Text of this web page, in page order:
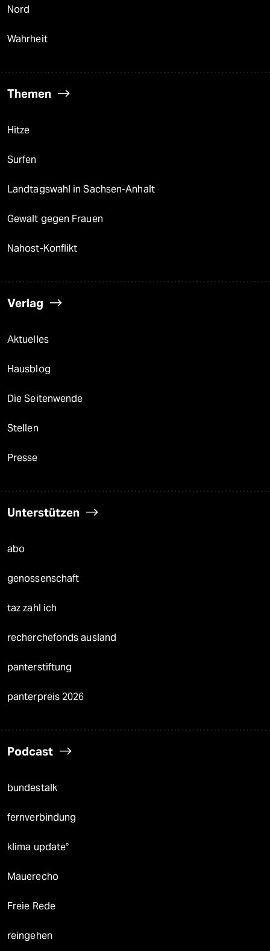
Nord
Wahrheit
Themen
Hitze
Surfen
Landtagswahl in Sachsen-Anhalt
Gewalt gegen Frauen
Nahost-Konflikt
Verlag
Aktuelles
Hausblog
Die Seitenwende
Stellen
Presse
Unterstützen
abo
genossenschaft
taz zahl ich
recherchefonds ausland
panterstiftung
panterpreis 2026
Podcast
bundestalk
fernverbindung
klima update°
Mauerecho
Freie Rede
reingehen